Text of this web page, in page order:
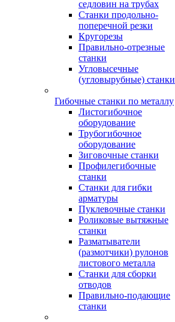
седловин на трубаx
Станки продольно-
поперечной резки
Кругорезы
Правильно-отрезные
станки
Угловысечные
(угловырубные) станки
Гибочные станки по металлу
Листогибочное
оборудование
Трубогибочное
оборудование
Зиговочные станки
Профилегибочные
станки
Станки для гибки
арматуры
Пуклевочные станки
Роликовые вытяжные
станки
Разматыватели
(размотчики) рулонов
листового металла
Станки для сборки
отводов
Правильно-подающие
станки